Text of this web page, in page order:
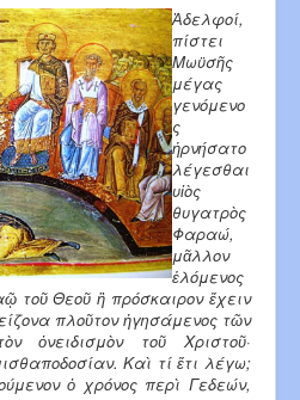
Ἀδελφοί,
πίστει
Μωϋσῆς
μέγας
γενόμενο
ς
ἠρνήσατο
λέγεσθαι
υἱὸς
θυγατρὸς
Φαραώ,
μᾶλλον
ἑλόμενος
τοῦ Θεοῦ ἢ πρόσκαιρον ἔχειν
πλοῦτον ἡγησάμενος τῶν
ὀνειδισμὸν τοῦ Χριστοῦ·
Καὶ τί ἔτι λέγω;
ὁ χρόνος περὶ Γεδεών,